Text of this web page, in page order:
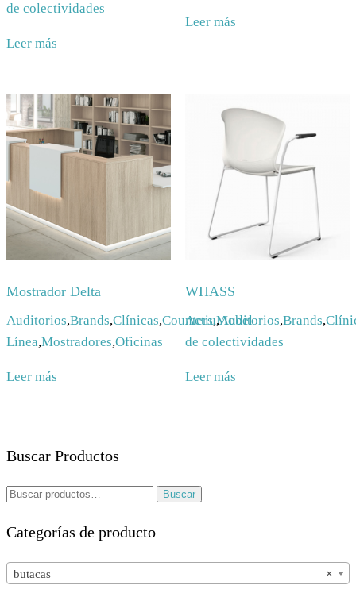
de colectividades
Leer más
Leer más
Mostrador Delta
Auditorios,Brands,Clínicas,Counters,Mobel
Línea,Mostradores,Oficinas
Leer más
WHASS
Actiu,Auditorios,Brands,
de colectividades
Leer más
Buscar Productos
Buscar
Buscar
Categorías de producto
×
butacas